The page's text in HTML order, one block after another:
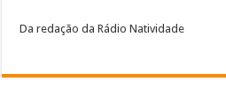
Da redação da Rádio Natividade